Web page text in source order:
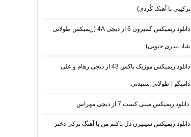
ترکیبی با آهنک کُردی)
دانلود ریمیکس گمبرون 6 از دیجی 4A (ریمیکس طولانی
شاد بندری جنوبی)
دانلود ریمیکس موزیک باکس 43 از دیجی رهام و علی
دامیگو | طولانی شنیدنی
دانلود ریمیکس مینی کست 7 از دیجی مهراس
دانلود ریمیکس سیتیزن دل پاکتم من با آهنگ ترکی دختر